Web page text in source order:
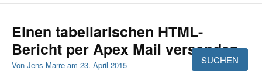
Einen tabellarischen HTML-
Bericht per Apex Mail versenden
Von Jens Marre am 23. April 2015